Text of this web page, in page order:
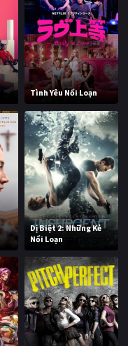
Tình Yêu Nổi Loạn
Dị Biệt 2: Những Kẻ
Nổi Loạn